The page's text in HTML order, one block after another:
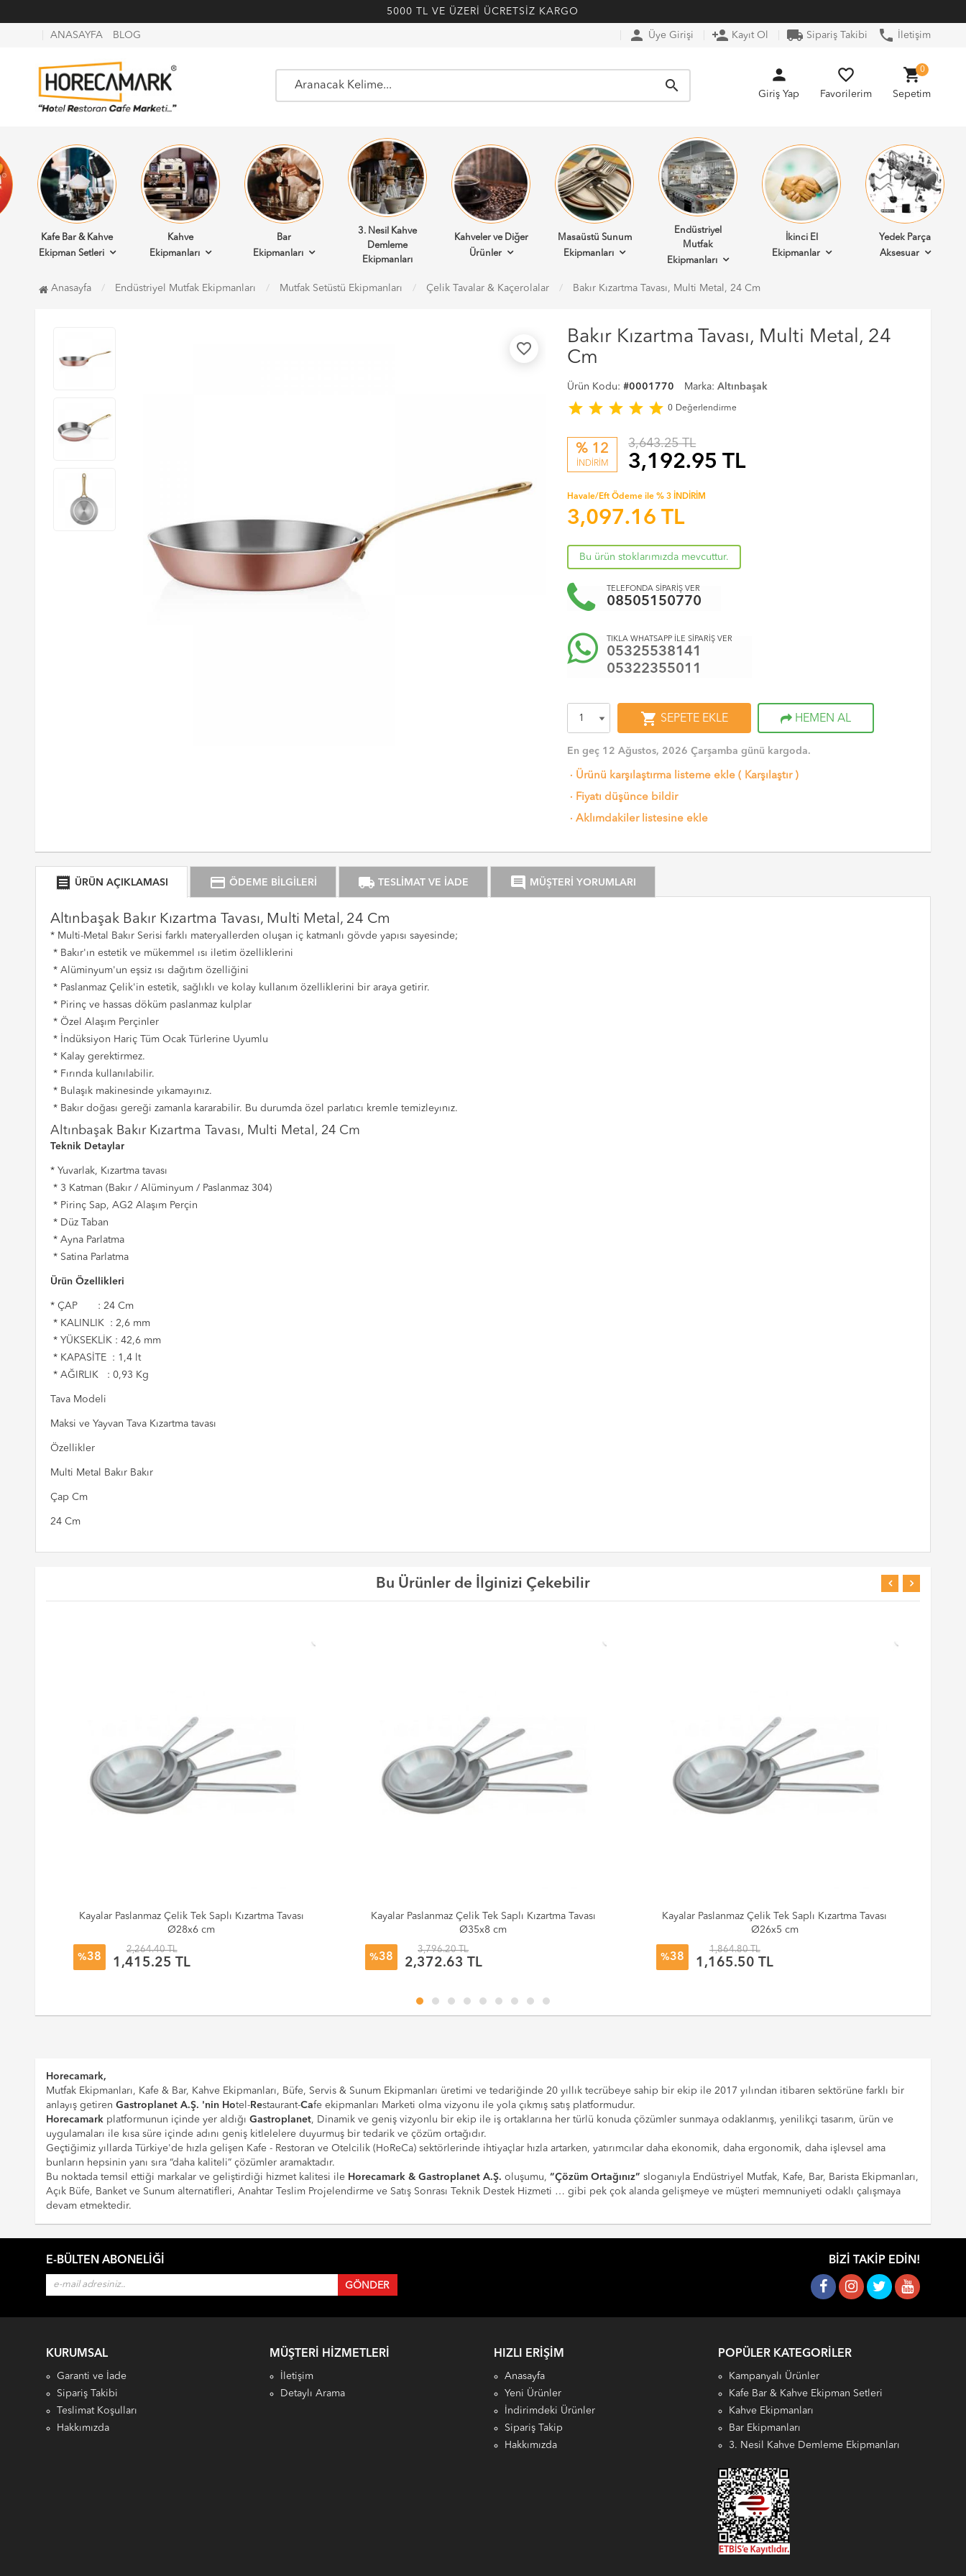
5000 TL VE ÜZERİ ÜCRETSİZ KARGO
ANASAYFA BLOG person Üye Girişi person_add Kayıt Ol local_shipping Sipariş Takibi phone İletişim
search
person
Giriş Yap
favorite_border
Favorilerim
shopping_cart
Sepetim
0
Kafe Bar & Kahve
Ekipman Setleri
Kahve
Ekipmanları
Bar
Ekipmanları
3. Nesil Kahve
Demleme
Ekipmanları
Kahveler ve Diğer
Ürünler
Masaüstü Sunum
Ekipmanları
Endüstriyel
Mutfak
Ekipmanları
İkinci El
Ekipmanlar
Yedek Parça
Aksesuar
Anasayfa Endüstriyel Mutfak Ekipmanları Mutfak Setüstü Ekipmanları Çelik Tavalar & Kaçerolalar Bakır Kızartma Tavası, Multi Metal, 24 Cm
favorite_border
Bakır Kızartma Tavası, Multi Metal, 24
Cm
Ürün Kodu:#0001770 Marka:Altınbaşak
star star star star star 0 Değerlendirme
% 12
İNDİRİM
3,643.25 TL
3,192.95 TL
Havale/Eft Ödeme ile % 3 İNDİRİM
3,097.16 TL
Bu ürün stoklarımızda mevcuttur.
TELEFONDA SİPARİŞ VER
08505150770
TIKLA WHATSAPP İLE SİPARİŞ VER
05325538141
05322355011
shopping_cart SEPETE EKLE HEMEN AL
En geç 12 Ağustos, 2026 Çarşamba günü kargoda.
· Ürünü karşılaştırma listeme ekle ( Karşılaştır)
· Fiyatı düşünce bildir
·Aklımdakiler listesine ekle
receipt ÜRÜN AÇIKLAMASI credit_card ÖDEME BİLGİLERİ local_shipping TESLİMAT VE İADE comment MÜŞTERİ YORUMLARI
Altınbaşak Bakır Kızartma Tavası, Multi Metal, 24 Cm
* Multi-Metal Bakır Serisi farklı materyallerden oluşan iç katmanlı gövde yapısı sayesinde;
* Bakır'ın estetik ve mükemmel ısı iletim özelliklerini
* Alüminyum'un eşsiz ısı dağıtım özelliğini
* Paslanmaz Çelik'in estetik, sağlıklı ve kolay kullanım özelliklerini bir araya getirir.
* Pirinç ve hassas döküm paslanmaz kulplar
* Özel Alaşım Perçinler
* İndüksiyon Hariç Tüm Ocak Türlerine Uyumlu
* Kalay gerektirmez.
* Fırında kullanılabilir.
* Bulaşık makinesinde yıkamayınız.
* Bakır doğası gereği zamanla kararabilir. Bu durumda özel parlatıcı kremle temizleyınız.
Altınbaşak Bakır Kızartma Tavası, Multi Metal, 24 Cm
Teknik Detaylar
* Yuvarlak, Kızartma tavası
* 3 Katman (Bakır / Alüminyum / Paslanmaz 304)
* Pirinç Sap, AG2 Alaşım Perçin
* Düz Taban
* Ayna Parlatma
* Satina Parlatma
Ürün Özellikleri
* ÇAP : 24 Cm
* KALINLIK : 2,6 mm
* YÜKSEKLİK : 42,6 mm
* KAPASİTE : 1,4 lt
* AĞIRLIK : 0,93 Kg
Tava Modeli
Maksi ve Yayvan Tava Kızartma tavası
Özellikler
Multi Metal Bakır Bakır
Çap Cm
24 Cm
Bu Ürünler de İlginizi Çekebilir
Kayalar Paslanmaz Çelik Tek Saplı Kızartma Tavası
Ø28x6 cm
%38
2,264.40 TL
1,415.25 TL
Kayalar Paslanmaz Çelik Tek Saplı Kızartma Tavası
Ø35x8 cm
%38
3,796.20 TL
2,372.63 TL
Kayalar Paslanmaz Çelik Tek Saplı Kızartma Tavası
Ø26x5 cm
%38
1,864.80 TL
1,165.50 TL
Horecamark,
Mutfak Ekipmanları, Kafe & Bar, Kahve Ekipmanları, Büfe, Servis & Sunum Ekipmanları üretimi ve tedariğinde 20 yıllık tecrübeye sahip bir ekip ile 2017 yılından itibaren sektörüne farklı bir
anlayış getiren Gastroplanet A.Ş. 'nin Hotel-Restaurant-Cafe ekipmanları Marketi olma vizyonu ile yola çıkmış satış platformudur.
Horecamarkplatformunun içinde yer aldığı Gastroplanet, Dinamik ve geniş vizyonlu bir ekip ile iş ortaklarına her türlü konuda çözümler sunmaya odaklanmış, yenilikçi tasarım, ürün ve
uygulamaları ile kısa süre içinde adını geniş kitlelelere duyurmuş bir tedarik ve çözüm ortağıdır.
Geçtiğimiz yıllarda Türkiye'de hızla gelişen Kafe - Restoran ve Otelcilik (HoReCa) sektörlerinde ihtiyaçlar hızla artarken, yatırımcılar daha ekonomik, daha ergonomik, daha işlevsel ama
bunların hepsinin yanı sıra “daha kaliteli” çözümler aramaktadır.
Bu noktada temsil ettiği markalar ve geliştirdiği hizmet kalitesi ile Horecamark & Gastroplanet A.Ş. oluşumu, “Çözüm Ortağınız” sloganıyla Endüstriyel Mutfak, Kafe, Bar, Barista Ekipmanları,
Açık Büfe, Banket ve Sunum alternatifleri, Anahtar Teslim Projelendirme ve Satış Sonrası Teknik Destek Hizmeti … gibi pek çok alanda gelişmeye ve müşteri memnuniyeti odaklı çalışmaya
devam etmektedir.
E-BÜLTEN ABONELIĞI BIZI TAKIP EDIN!
KURUMSAL
Garanti ve İade
Sipariş Takibi
Teslimat Koşulları
Hakkımızda
MÜŞTERI HIZMETLERI
İletişim
Detaylı Arama
HIZLI ERIŞIM
Anasayfa
Yeni Ürünler
İndirimdeki Ürünler
Sipariş Takip
Hakkımızda
POPÜLER KATEGORILER
Kampanyalı Ürünler
Kafe Bar & Kahve Ekipman Setleri
Kahve Ekipmanları
Bar Ekipmanları
3. Nesil Kahve Demleme Ekipmanları